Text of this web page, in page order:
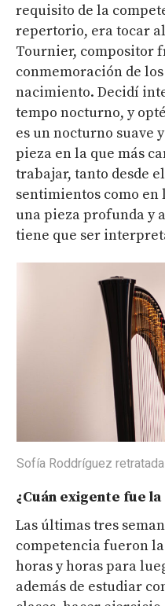
requisito de la
repertorio, era tocar
Tournier, compositor
conmemoración de los
nacimiento. Decidí
tempo nocturno, y
es un nocturno suave
pieza en la que más
trabajar, tanto desde
sentimientos como
una pieza profunda y
tiene que ser
Sofía Roddríguez
¿Cuán exigente fue
Las últimas tres
competencia fueron
horas y horas para
además de estudiar